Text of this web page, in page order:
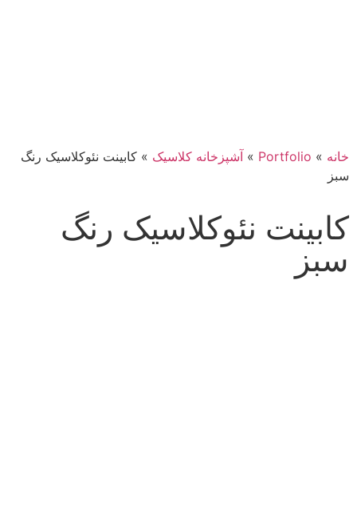
خانه »
Portfolio
» آشپزخانه کلاسیک » کابینت نئوکلاسیک رنگ
سبز
کابینت نئوکلاسیک رنگ
سبز